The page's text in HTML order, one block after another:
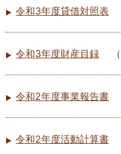
令和3年度貸借対照表
令和3年度財産目録 （
令和2年度事業報告書
令和2年度活動計算書